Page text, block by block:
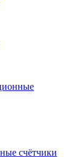
счётчики